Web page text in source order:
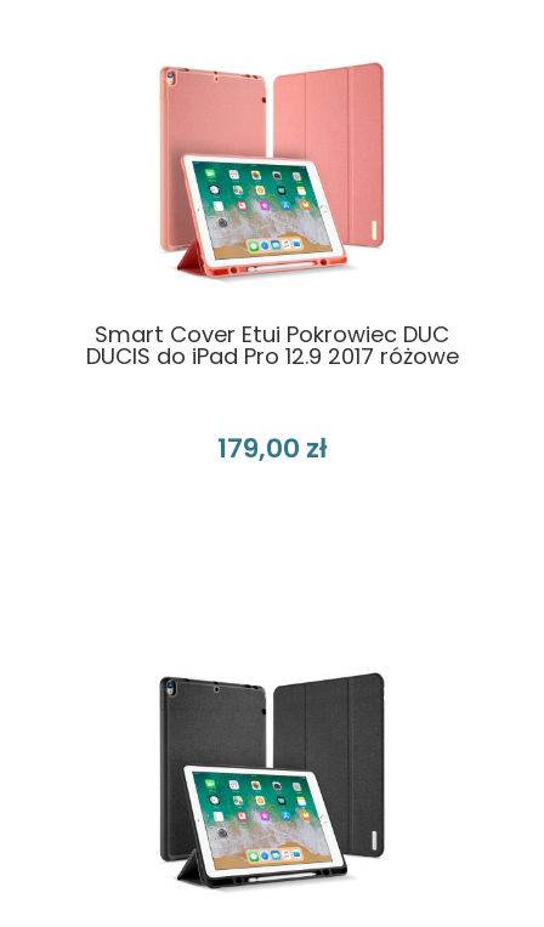
Smart Cover Etui Pokrowiec DUC
DUCIS do iPad Pro 12.9 2017 różowe
179,00 zł